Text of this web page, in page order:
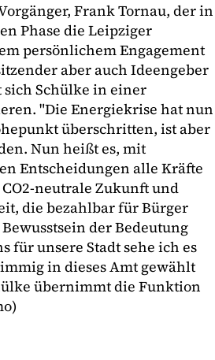
Frank Tornau, der in
Phase die Leipziger
persönlichem Engagement
aber auch Ideengeber
sich Schülke in einer
"Die Energiekrise hat nun
überschritten, ist aber
Nun heißt es, mit
Entscheidungen alle Kräfte
neutrale Zukunft und
die bezahlbar für Bürger
der Bedeutung
für unsere Stadt sehe ich es
in dieses Amt gewählt
übernimmt die Funktion